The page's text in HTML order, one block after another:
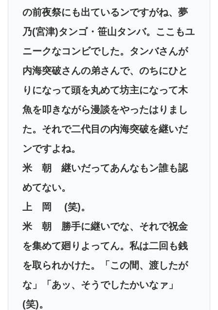
の前夜祭にも出ているンですがね、夢
乃(宮津)タンゴ・笹山タンバ。ここもユ
ニークなコンビでした。タンバさんが
内海突破さんの弟さんで、のちにひと
りになって頭を丸めて坊主になって木
魚を叩きながら漫談をやったはりまし
た。それで二代目の内海突破を継いだ
ンですよね。
米 朝 継いだってあんなもン誰も認
めてない。
上 岡 (笑)。
米 朝 勝手に継いでな、それで祝金
を集めて廻りよってん。私は二回も銭
を取られかけた。「この間、渡したが
な」「あッ、そうでしたかいなァ」
(笑)。